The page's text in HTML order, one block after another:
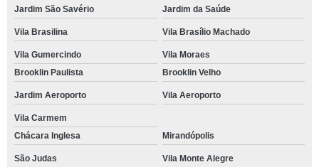
Jardim São Savério Jardim da Saúde
Vila Brasilina Vila Brasílio Machado
Vila Gumercindo
Vila Moraes
Brooklin Paulista
Brooklin Velho
Jardim Aeroporto Vila Aeroporto
Vila Carmem
Chácara Inglesa
Mirandópolis
São Judas Vila Monte Alegre